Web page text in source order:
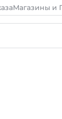
Магазины и